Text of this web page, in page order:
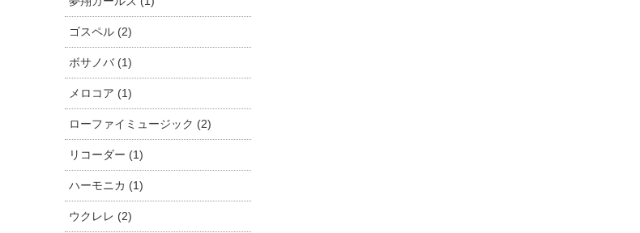
ゴスペル (2)
ボサノバ (1)
メロコア (1)
ローファイミュージック (2)
リコーダー (1)
ハーモニカ (1)
ウクレレ (2)